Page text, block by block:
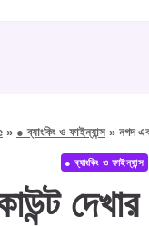
» ● ব্যাংকিং ও ফাইন্যান্স »নগদ
● ব্যাংকিং ও ফাইন্যান্স